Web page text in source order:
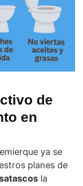
de
en
ya se
planes de
la